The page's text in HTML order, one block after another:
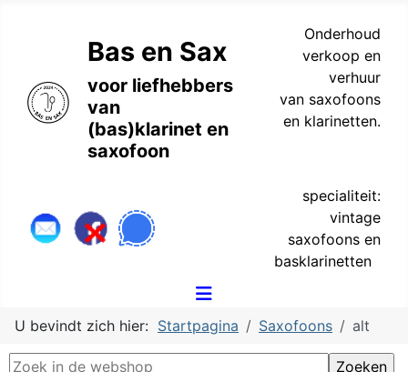
Bas en Sax
voor liefhebbers
van
(bas)klarinet en
saxofoon
Onderhoud
verkoop en
verhuur
van saxofoons
en klarinetten.
specialiteit:
vintage
saxofoons en
basklarinetten
U bevindt zich hier: Startpagina Saxofoons alt